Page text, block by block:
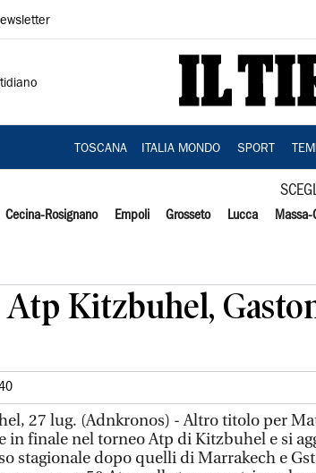
TOSCANA ITALIA MONDO SPORT
Cecina-Rosignano Empoli Grosseto Lucca Massa-
Atp Kitzbuhel,
27 lug. (Adnkronos) - Altro titolo per
in finale nel torneo Atp di Kitzbuhel e si
stagionale dopo quelli di Marrakech e